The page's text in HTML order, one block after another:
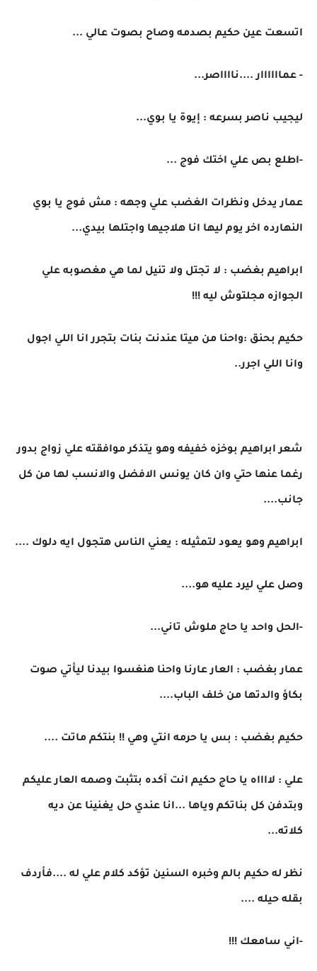
اتسعت عين حكيم بصدمه وصاح بصوت عالي ...
- عماااااار ....نااااصر...
ليجيب ناصر بسرعه : إيوة يا بوي...
-اطلع بص علي اختك فوج ...
عمار يدخل ونظرات الغضب علي وجهه : مش فوج يا بوي
النهارده اخر يوم ليها انا هلاجيها واجتلها بيدي...
ابراهيم بغضب : لا تجتل ولا تنيل لما هي مغصوبه علي
الجوازه مجلتوش ليه !!!
حكيم بحنق :واحنا من ميتا عندنت بنات بتجرر انا اللي اجول
وانا اللي اجرر..
شعر ابراهيم بوخزه خفيفه وهو يتذكر موافقته علي زواج بدور
رغما عنها حتي وان كان يونس الافضل والانسب لها من كل
جانب....
ابراهيم وهو يعود لتمثيله : يعني الناس هتجول ايه دلوك ....
وصل علي ليرد عليه هو....
-الحل واحد يا حاج ملوش تاني...
عمار بغضب : العار عارنا واحنا هنغسوا بيدنا ليأتي صوت
بكاؤ والدتها من خلف الباب....
حكيم بغضب : بس يا حرمه انتي وهي !! بنتكم ماتت ....
علي : لااااه يا حاج حكيم انت آكده بتثبت وصمه العار عليكم
وبتدفن كل بناتكم وياها ...انا عندي حل يغنينا عن ديه
كلاته...
نظر له حكيم بالم وخبره السنين تؤكد كلام علي له ....فأردف
بقله حيله ....
-اني سامعك !!!